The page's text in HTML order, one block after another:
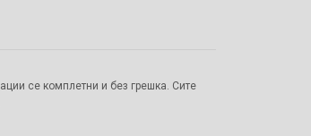
се комплетни и без грешка. Сите